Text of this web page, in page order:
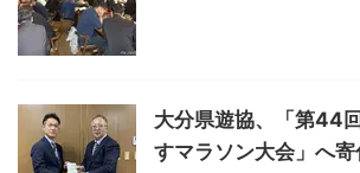
大分県遊協、「第44
すマラソン大会」へ寄